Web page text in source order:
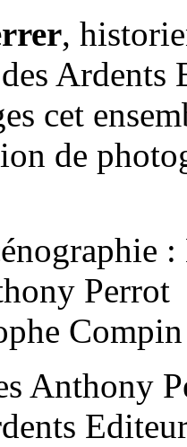
,
Ardents
cet
de
Perrot
Compin
Anthony